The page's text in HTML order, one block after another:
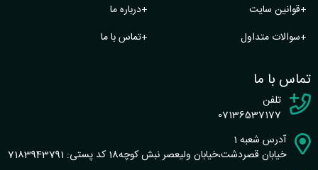
+قوانین سایت
+سوالات متداول
+درباره ما
+تماس با ما
تماس با ما
تلفن
07136537177
آدرس شعبه 1
خیابان قصردشت،خیابان ولیعصر نبش کوچه18 کد پستی: 7183943791